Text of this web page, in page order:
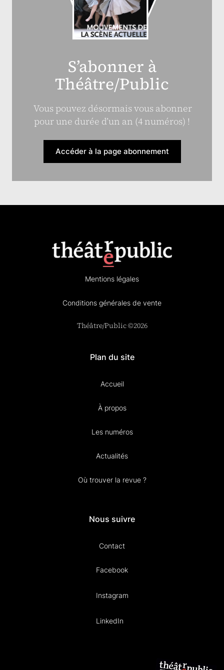
S’abonner à
Théâtre/Public
Vous pouvez désormais vous abonner
pour une durée d’un an (4 numéros) !
Accéder à la page abonnement
Mentions légales
Conditions générales de vente
Théâtre/Public ©2026
Plan du site
Accueil
À propos
Les numéros
Actualités
Où trouver la revue ?
Nous suivre
Contact
Facebook
Instagram
LinkedIn